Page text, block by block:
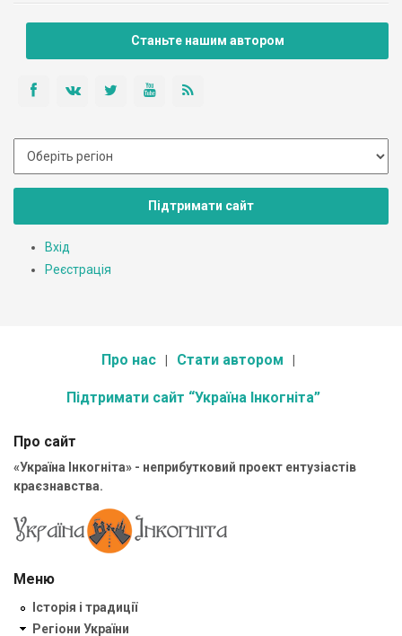
Станьте нашим автором
Підтримати сайт
Вхід
Реєстрація
Про нас Стати автором
Підтримати сайт “Україна Інкогніта”
Про сайт
«Україна Інкогніта» - неприбутковий проект ентузіастів
краєзнавства.
Меню
Історія і традиції
Регіони України